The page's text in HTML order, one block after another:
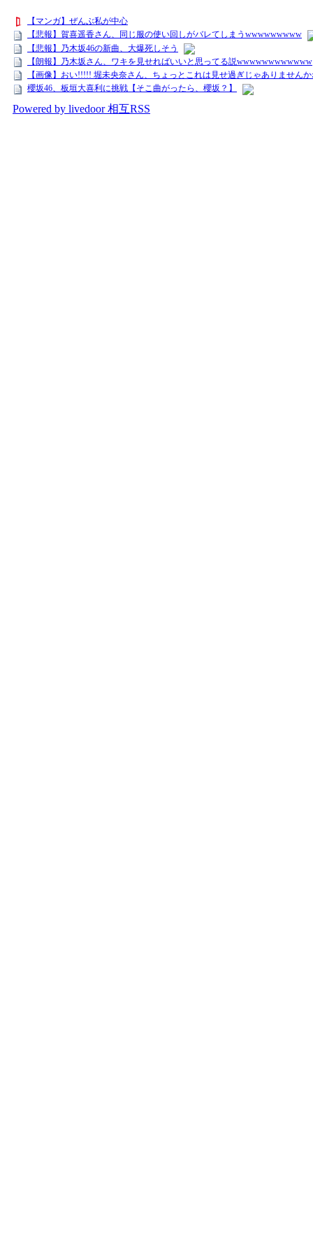
【マンガ】ぜんぶ私が中心
【悲報】賀喜遥香さん、同じ服の使い回しがバレてしまうwwwwwwwww
【悲報】乃木坂46の新曲、大爆死しそう
【朗報】乃木坂さん、ワキを見せればいいと思ってる説wwwwwwwwwwww
【画像】おい!!!!! 堀未央奈さん、ちょっとこれは見せ過ぎじゃありません
櫻坂46、板垣大喜利に挑戦【そこ曲がったら、櫻坂？】
Powered by livedoor 相互RSS